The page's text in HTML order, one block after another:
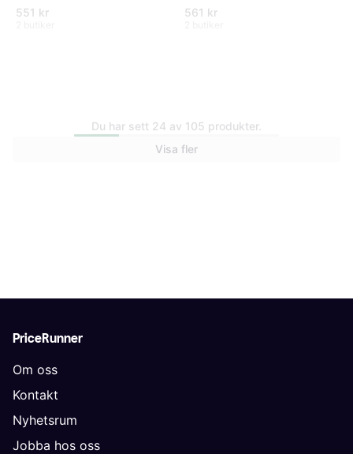
551 kr
561 kr
Du har sett 24 av 105 produkter.
Visa fler
PriceRunner
Om oss
Kontakt
Nyhetsrum
Jobba hos oss